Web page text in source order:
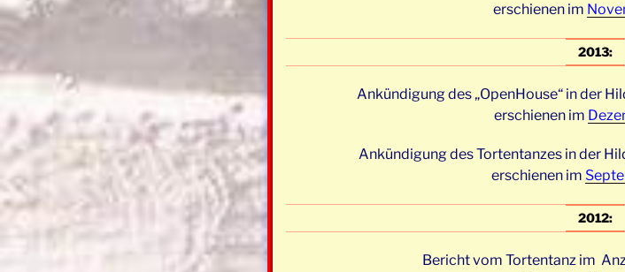
erschienen im
2013:
Ankündigung des „OpenHouse“ in der
erschienen im
Ankündigung des Tortentanzes in der
erschienen im
2012:
Bericht vom Tortentanz im